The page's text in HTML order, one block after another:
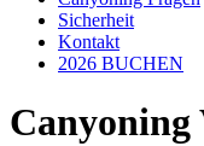
Sicherheit
Kontakt
2026 BUCHEN
Canyoning